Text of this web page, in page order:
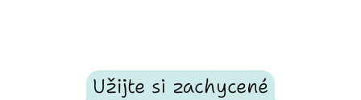
Užijte si zachycené